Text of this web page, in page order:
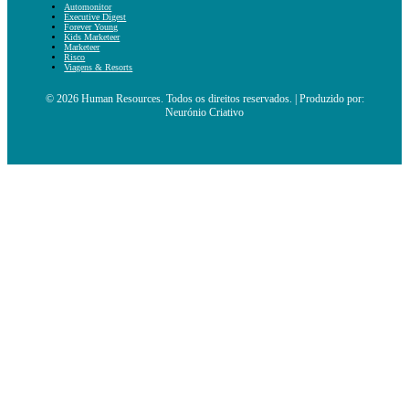
Automonitor
Executive Digest
Forever Young
Kids Marketeer
Marketeer
Risco
Viagens & Resorts
© 2026 Human Resources. Todos os direitos reservados. | Produzido por:
Neurónio Criativo